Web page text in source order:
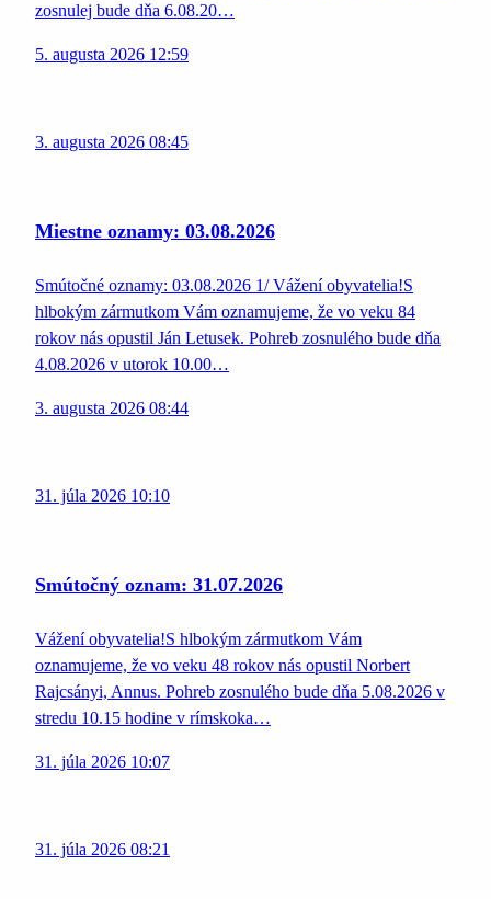
zosnulej bude dňa 6.08.20…
5. augusta 2026 12:59
3. augusta 2026 08:45
Miestne oznamy: 03.08.2026
Smútočné oznamy: 03.08.2026 1/ Vážení obyvatelia!S
hlbokým zármutkom Vám oznamujeme, že vo veku 84
rokov nás opustil Ján Letusek. Pohreb zosnulého bude dňa
4.08.2026 v utorok 10.00…
3. augusta 2026 08:44
31. júla 2026 10:10
Smútočný oznam: 31.07.2026
Vážení obyvatelia!S hlbokým zármutkom Vám
oznamujeme, že vo veku 48 rokov nás opustil Norbert
Rajcsányi, Annus. Pohreb zosnulého bude dňa 5.08.2026 v
stredu 10.15 hodine v rímskoka…
31. júla 2026 10:07
31. júla 2026 08:21